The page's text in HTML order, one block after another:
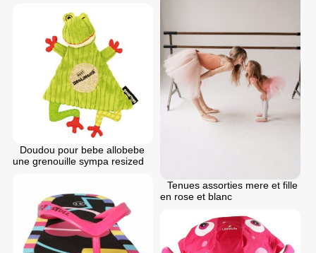
Tenues assorties mere et fille
en rose et blanc
Doudou pour bebe allobebe
une grenouille sympa resized